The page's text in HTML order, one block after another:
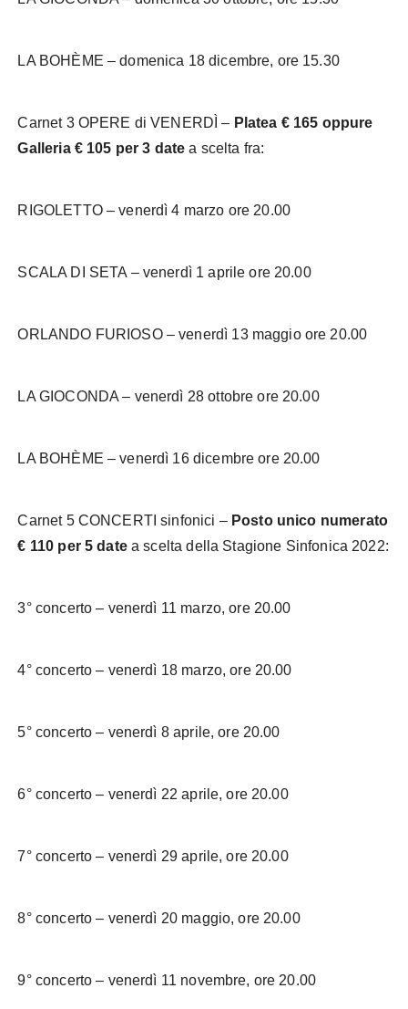
LA BOHÈME – domenica 18 dicembre, ore 15.30
Carnet 3 OPERE di VENERDÌ – Platea € 165 oppure
Galleria € 105 per 3 date a scelta fra:
RIGOLETTO – venerdì 4 marzo ore 20.00
SCALA DI SETA – venerdì 1 aprile ore 20.00
ORLANDO FURIOSO – venerdì 13 maggio ore 20.00
LA GIOCONDA – venerdì 28 ottobre ore 20.00
LA BOHÈME – venerdì 16 dicembre ore 20.00
Carnet 5 CONCERTI sinfonici – Posto unico numerato
€ 110 per 5 datea scelta della Stagione Sinfonica 2022:
3° concerto – venerdì 11 marzo, ore 20.00
4° concerto – venerdì 18 marzo, ore 20.00
5° concerto – venerdì 8 aprile, ore 20.00
6° concerto – venerdì 22 aprile, ore 20.00
7° concerto – venerdì 29 aprile, ore 20.00
8° concerto – venerdì 20 maggio, ore 20.00
9° concerto – venerdì 11 novembre, ore 20.00